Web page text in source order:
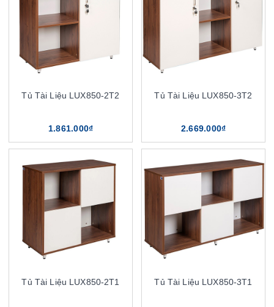
Tủ Tài Liệu LUX850-2T2
1.861.000₫
Tủ Tài Liệu LUX850-3T2
2.669.000₫
Tủ Tài Liệu LUX850-2T1 Tủ Tài Liệu LUX850-3T1